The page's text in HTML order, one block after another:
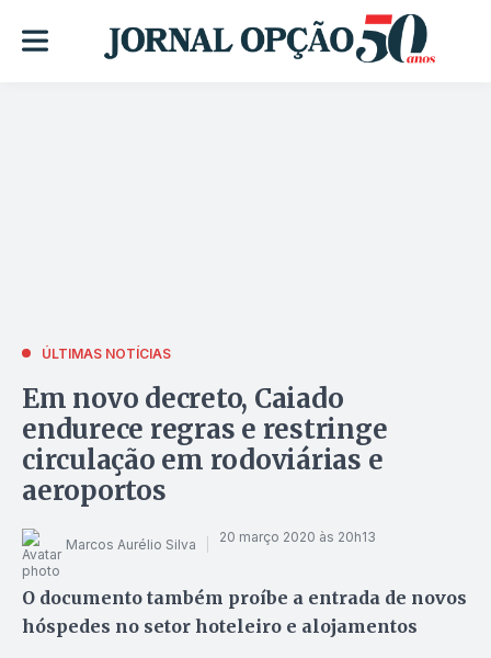
ÚLTIMAS NOTÍCIAS
Em novo decreto, Caiado
endurece regras e restringe
circulação em rodoviárias e
aeroportos
Marcos Aurélio Silva 20 março 2020 às 20h13
O documento também proíbe a entrada de novos
hóspedes no setor hoteleiro e alojamentos